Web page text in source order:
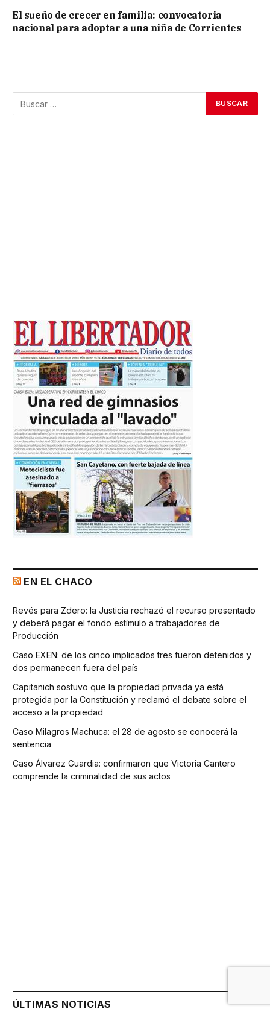
El sueño de crecer en familia: convocatoria
nacional para adoptar a una niña de Corrientes
EN EL CHACO
Revés para Zdero: la Justicia rechazó el recurso presentado
y deberá pagar el fondo estímulo a trabajadores de
Producción
Caso EXEN: de los cinco implicados tres fueron detenidos y
dos permanecen fuera del país
Capitanich sostuvo que la propiedad privada ya está
protegida por la Constitución y reclamó el debate sobre el
acceso a la propiedad
Caso Milagros Machuca: el 28 de agosto se conocerá la
sentencia
Caso Álvarez Guardia: confirmaron que Victoria Cantero
comprende la criminalidad de sus actos
ÚLTIMAS NOTICIAS